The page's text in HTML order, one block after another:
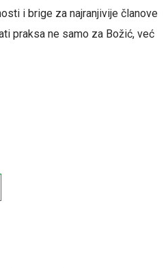
i brige za najranjivije članove
praksa ne samo za Božić, već